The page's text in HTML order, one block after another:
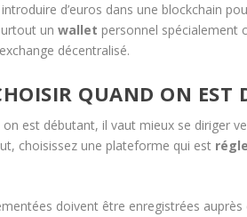
d’euros dans une blockchain
unwallet personnel spécialement
décentralisé.
QUAND ON EST
est débutant, il vaut mieux se diriger
choisissez une plateforme qui est
doivent être enregistrées auprès